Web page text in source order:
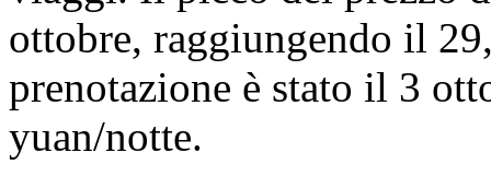
ottobre, raggiungendo il
prenotazione è stato il 3
yuan/notte.